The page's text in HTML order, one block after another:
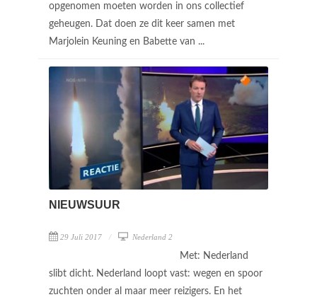
opgenomen moeten worden in ons collectief
geheugen. Dat doen ze dit keer samen met
Marjolein Keuning en Babette van ...
NIEUWSUUR
29 Juli 2017 Nederland 2
Met: Nederland
slibt dicht. Nederland loopt vast: wegen en spoor
zuchten onder al maar meer reizigers. En het